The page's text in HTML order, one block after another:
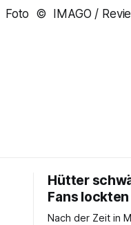
Foto © IMAGO /
Hütter
Fans
Nach der Zeit in